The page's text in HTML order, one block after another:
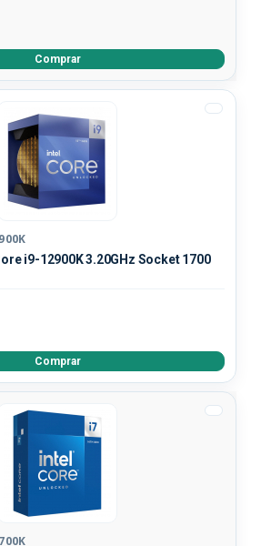
Comprar
i9-12900K 3.20GHz Socket 1700
Comprar